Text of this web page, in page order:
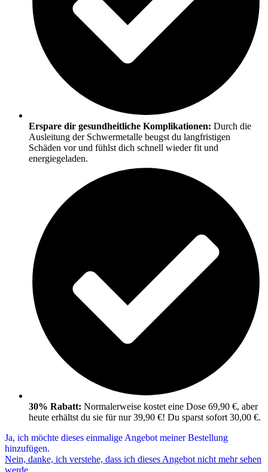
Erspare dir gesundheitliche Komplikationen: Durch die
Ausleitung der Schwermetalle beugst du langfristigen
Schäden vor und fühlst dich schnell wieder fit und
energiegeladen.
30% Rabatt: Normalerweise kostet eine Dose 69,90 €, aber
heute erhältst du sie für nur 39,90 €! Du sparst sofort 30,00 €.
Ja, ich möchte dieses einmalige Angebot meiner Bestellung
hinzufügen.
Nein, danke, ich verstehe, dass ich dieses Angebot nicht mehr sehen
werde.